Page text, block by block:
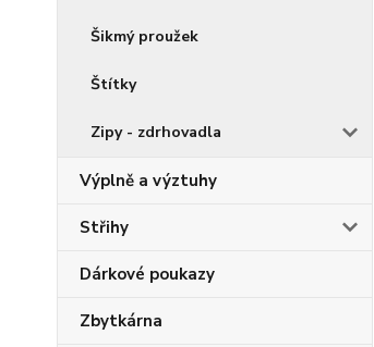
Šikmý proužek
Štítky
Zipy - zdrhovadla
Výplně a výztuhy
Střihy
Dárkové poukazy
Zbytkárna